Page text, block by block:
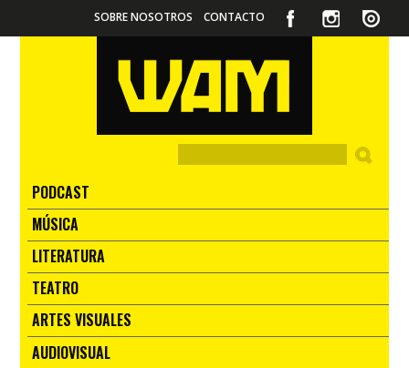
SOBRE NOSOTROS CONTACTO
PODCAST
MÚSICA
LITERATURA
TEATRO
ARTES VISUALES
AUDIOVISUAL